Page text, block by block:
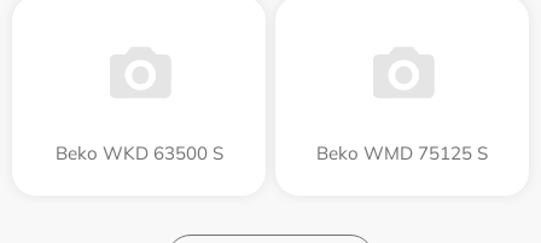
Beko WKD 63500 S Beko WMD 75125 S